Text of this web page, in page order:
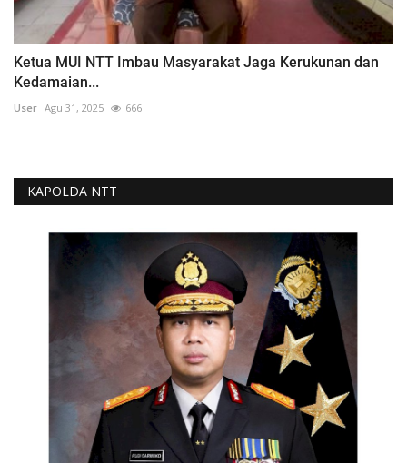
Ketua MUI NTT Imbau Masyarakat Jaga Kerukunan dan
Kedamaian...
User Agu 31, 2025 666
KAPOLDA NTT